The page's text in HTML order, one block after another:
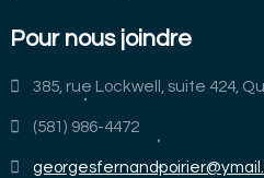
Pour nous joindre
385, rue Lockwell, suite 424,
(581) 986-4472